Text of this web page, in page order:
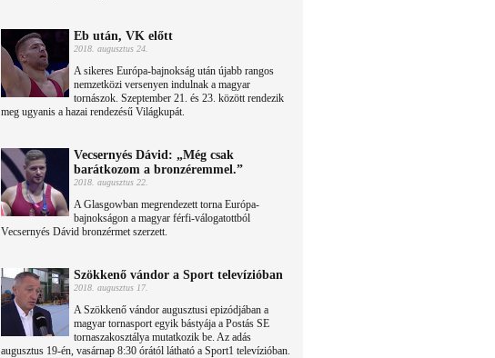
Eb után, VK előtt
2018. augusztus 24.
A sikeres Európa-bajnokság után újabb rangos
nemzetközi versenyen indulnak a magyar
tornászok. Szeptember 21. és 23. között rendezik
meg ugyanis a hazai rendezésű Világkupát.
Vecsernyés Dávid: „Még csak
barátkozom a bronzéremmel.”
2018. augusztus 22.
A Glasgowban megrendezett torna Európa-
bajnokságon a magyar férfi-válogatottból
Vecsernyés Dávid bronzérmet szerzett.
Szökkenő vándor a Sport televízióban
2018. augusztus 17.
A Szökkenő vándor augusztusi epizódjában a
magyar tornasport egyik bástyája a Postás SE
tornaszakosztálya mutatkozik be. Az adás
augusztus 19-én, vasárnap 8:30 órától látható a Sport1 televízióban.